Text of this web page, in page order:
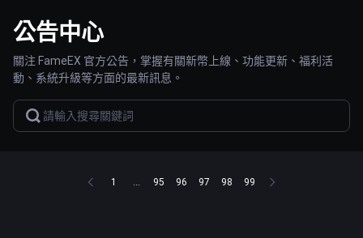
公告中心
關注 FameEX 官方公告，掌握有關新幣上線、功能更新、福利活
動、系統升級等方面的最新訊息。
1 ... 95 96 97 98 99